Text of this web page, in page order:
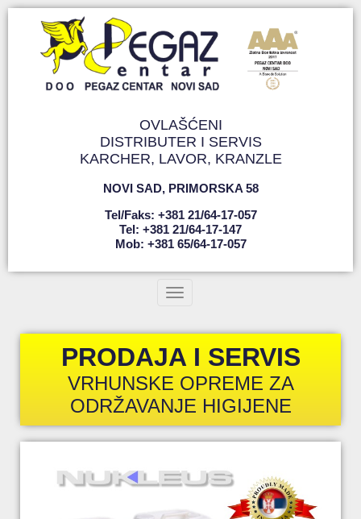
OVLAŠĆENI
DISTRIBUTER I SERVIS
KARCHER, LAVOR, KRANZLE
NOVI SAD, PRIMORSKA 58
Tel/faks: +381 21/64-17-057
Tel: +381 21/64-17-147
Mob: +381 65/64-17-057
Toggle navigation
PRODAJA I SERVIS
VRHUNSKE OPREME ZA
ODRŽAVANJE HIGIJENE